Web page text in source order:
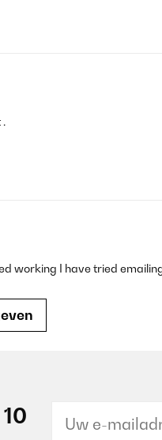
.
working I have tried